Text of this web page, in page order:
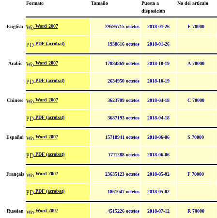
Formato Tamaño
Puesta a
disposición
No del artículo
English Word 2007 29595715 octetos 2018-01-26 E 70000
PDF (acrobat) 1938616 octetos 2018-01-26
Arabic Word 2007 17884869 octetos 2018-10-19 A 70000
PDF (acrobat) 2634950 octetos 2018-10-19
Chinese Word 2007 3623709 octetos 2018-04-18 C 70000
PDF (acrobat) 3687193 octetos 2018-04-18
Español Word 2007 15718941 octetos 2018-06-06 S 70000
PDF (acrobat) 1711288 octetos 2018-06-06
Français Word 2007 23635123 octetos 2018-05-02 F 70000
PDF (acrobat) 1861047 octetos 2018-05-02
Russian Word 2007 4515226 octetos 2018-07-12 R 70000